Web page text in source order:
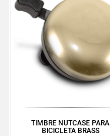
TIMBRE NUTCASE PARA
BICICLETA BRASS